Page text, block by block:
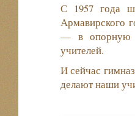
С 1957 года
Армавирского
— в опорную
учителей.
И сейчас
делают наши